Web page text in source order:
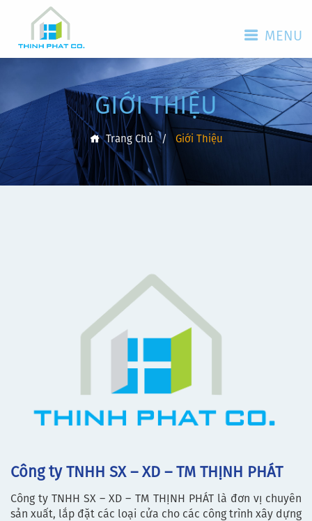
GIỚI THIỆU
Trang Chủ / Giới Thiệu
Công ty TNHH SX – XD – TM THỊNH PHÁT
Công ty TNHH SX – XD – TM THỊNH PHÁT là đơn vị chuyên
sản xuất, lắp đặt các loại cửa cho các công trình xây dựng
MENU